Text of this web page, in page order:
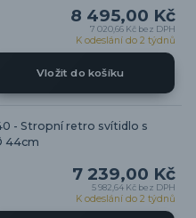
8 495,00 Kč
7 020,66 Kč bez DPH
K odeslání do 2 týdnů
Vložit do košíku
- Stropní retro svítidlo s
44cm
7 239,00 Kč
5 982,64 Kč bez DPH
K odeslání do 2 týdnů